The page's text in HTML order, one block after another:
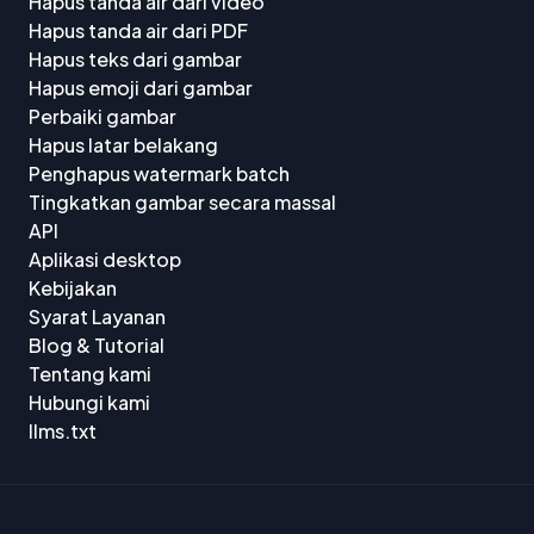
meja kerja.
Priya Sharma, Kreator Konten Sosial Media
15 Okt, 2025
Hapus tanda air dari PDF
Hapus teks dari gambar
Hapus emoji dari gambar
Perbaiki gambar
Hapus latar belakang
Penghapus watermark batch
Tingkatkan gambar secara massal
API
Aplikasi desktop
Kebijakan
Syarat Layanan
Blog & Tutorial
Tentang kami
Hubungi kami
llms.txt